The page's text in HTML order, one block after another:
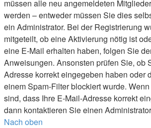
müssen alle neu angemeldeten
werden – entweder müssen Sie dies
ein Administrator. Bei der Registrierung
mitgeteilt, ob eine Aktivierung nötig ist
eine E-Mail erhalten haben, folgen Sie
Anweisungen. Ansonsten prüfen Sie, ob
Adresse korrekt eingegeben haben oder
einem Spam-Filter blockiert wurde.
sind, dass Ihre E-Mail-Adresse korrekt
dann kontaktieren Sie einen
Nach oben